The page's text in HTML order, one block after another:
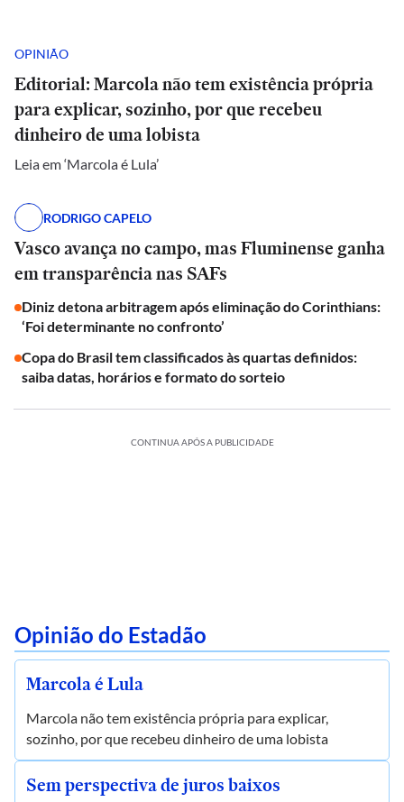
OPINIÃO
Editorial: Marcola não tem existência própria
para explicar, sozinho, por que recebeu
dinheiro de uma lobista
Leia em ‘Marcola é Lula’
RODRIGO CAPELO
Vasco avança no campo, mas Fluminense ganha
em transparência nas SAFs
Diniz detona arbitragem após eliminação do Corinthians:
‘Foi determinante no confronto’
Copa do Brasil tem classificados às quartas definidos:
saiba datas, horários e formato do sorteio
CONTINUA APÓS A PUBLICIDADE
Opinião do Estadão
Marcola é Lula
Marcola não tem existência própria para explicar,
sozinho, por que recebeu dinheiro de uma lobista
Sem perspectiva de juros baixos